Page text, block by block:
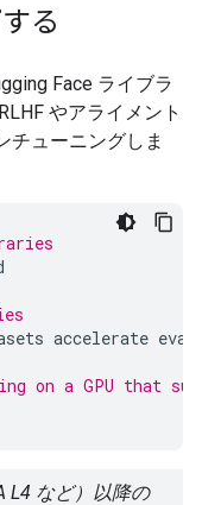
る
Face ライブラ
やアライメント
チューニングしま
accelerate
on a GPU that
L4 など）以降の